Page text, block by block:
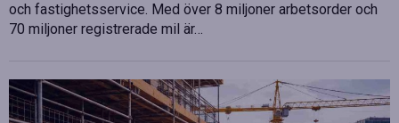
och fastighetsservice. Med över 8 miljoner arbetsorder och
70 miljoner registrerade mil är…